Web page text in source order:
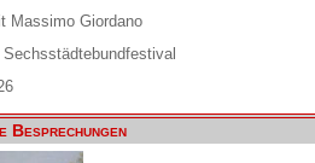
Massimo Giordano
Besprechungen